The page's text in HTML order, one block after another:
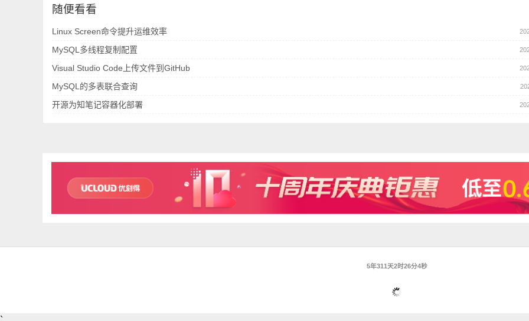
随便看看
Linux Screen命令提升运维效率
MySQL多线程复制配置
Visual Studio Code上传文件到GitHub
MySQL的多表联合查询
开源为知笔记容器化部署
5年311天2时26分4秒